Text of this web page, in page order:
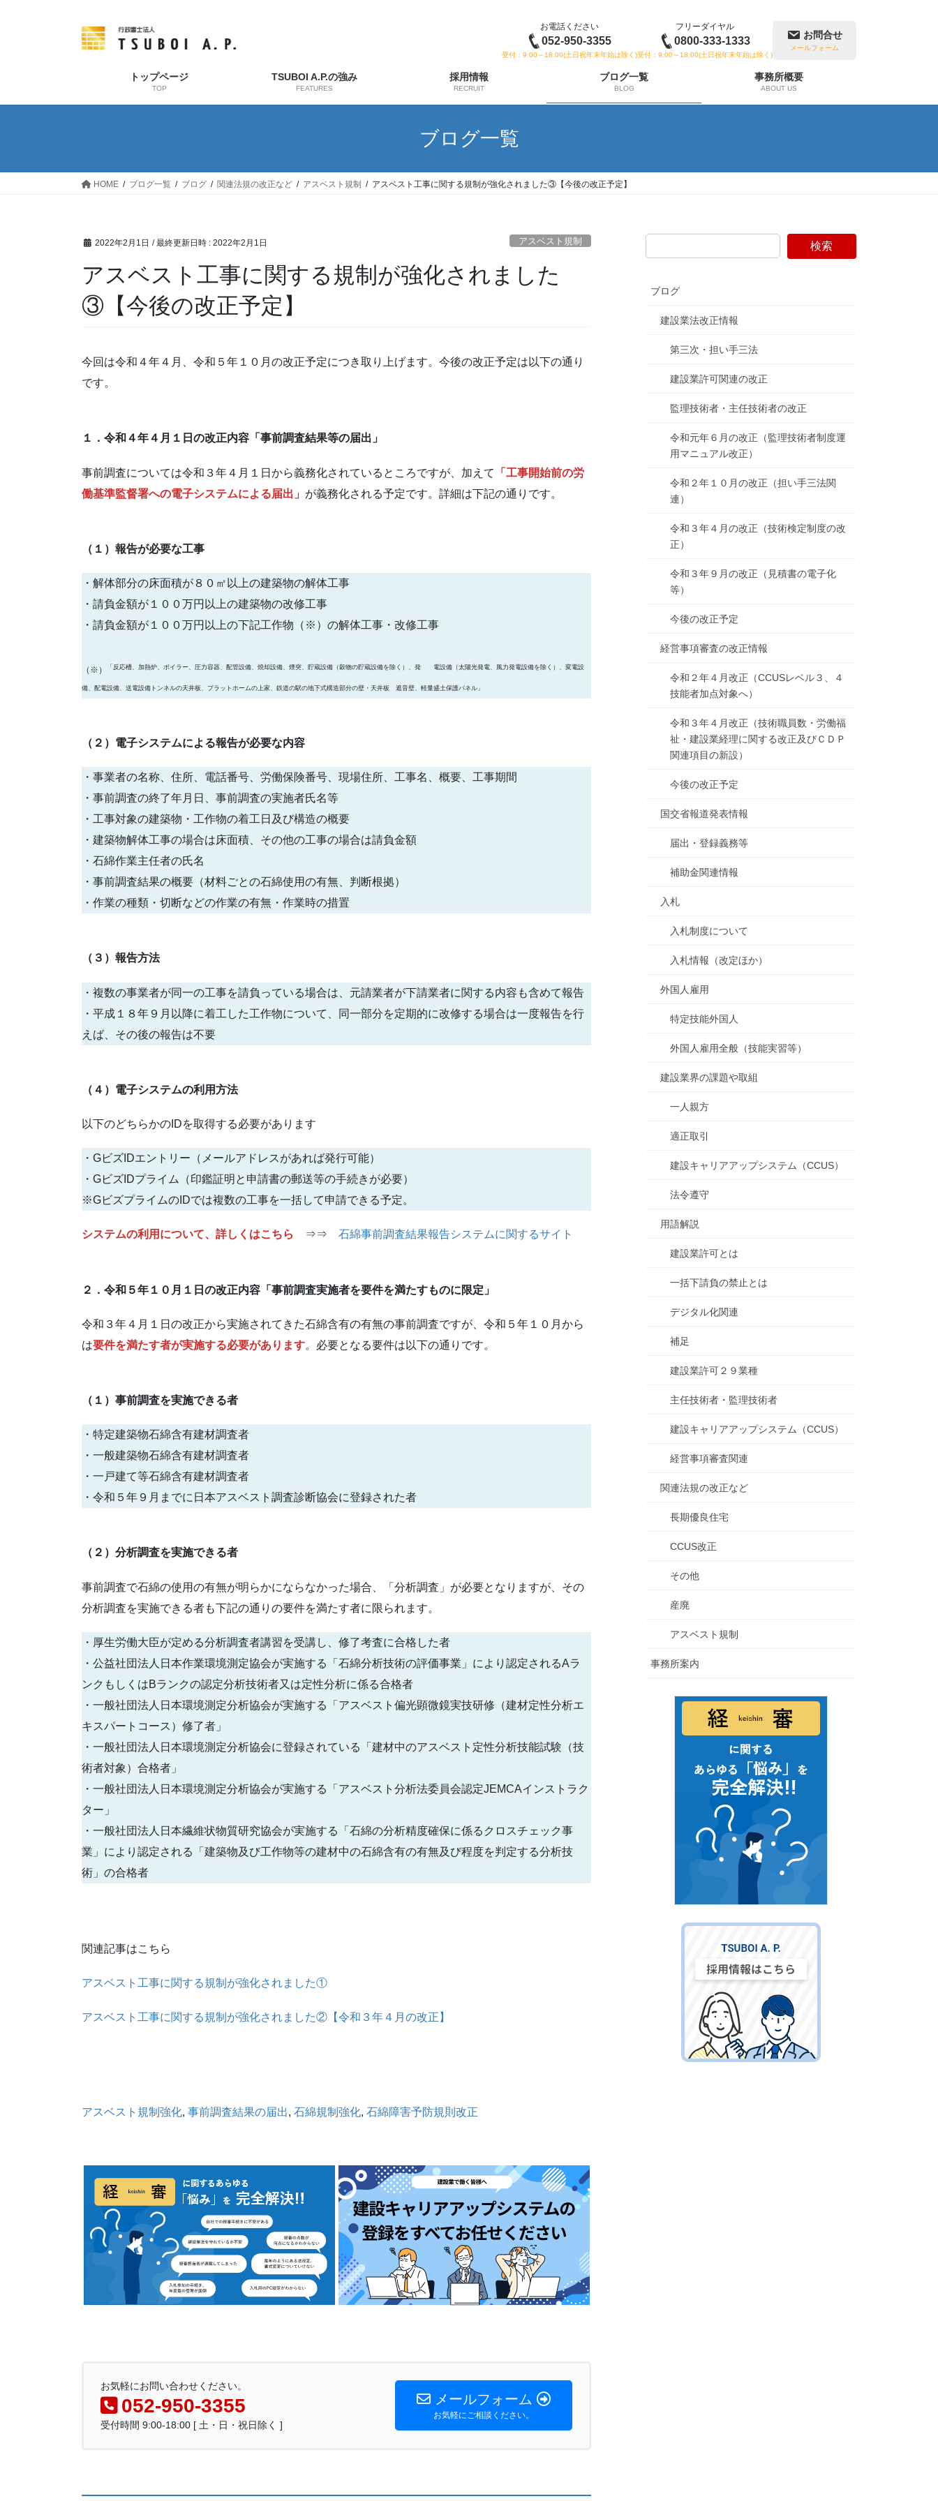
ス
ン
お電話ください
052-950-3355
受付：9:00～18:00(土日祝年末年始は除く)
フリーダイヤル
0800-333-1333
受付：9:00～18:00(土日祝年末年始は除く)
お問合せ
メールフォーム
トップページ
TOP
TSUBOI A.P.の強み
FEATURES
採用情報
RECRUIT
ブログ一覧
BLOG
事務所概要
ABOUT US
ブログ一覧
HOME ブログ一覧 ブログ 関連法規の改正など アスベスト規制 アスベスト工事に関する規制が強化されました③【今後の改正予定】
2022年2月1日 / 最終更新日時 : 2022年2月1日 アスベスト規制
アスベスト工事に関する規制が強化されました
③【今後の改正予定】
今回は令和４年４月、令和５年１０月の改正予定につき取り上げます。今後の改正予定は以下の通り
です。
１．令和４年４月１日の改正内容「事前調査結果等の届出」
事前調査については令和３年４月１日から義務化されているところですが、加えて
「工事開始前の労
働基準監督署への電子システムによる届出」 が義務化される予定です。詳細は下記の通りです。
（１）報告が必要な工事
・解体部分の床面積が８０㎡以上の建築物の解体工事
・請負金額が１００万円以上の建築物の改修工事
・請負金額が１００万円以上の下記工作物（※）の解体工事・改修工事
（※） 「反応槽、加熱炉、ボイラー、圧力容器、配管設備、焼却設備、煙突、貯蔵設備（穀物の貯蔵設備を除く）、発 電設備（太陽光発電、風力発電設備を除く）、変電設
備、配電設備、送電設備トンネルの天井板、プラットホームの上家、鉄道の駅の地下式構造部分の壁・天井板 遮音壁、軽量盛土保護パネル」
（２）電子システムによる報告が必要な内容
・事業者の名称、住所、電話番号、労働保険番号、現場住所、工事名、概要、工事期間
・事前調査の終了年月日、事前調査の実施者氏名等
・工事対象の建築物・工作物の着工日及び構造の概要
・建築物解体工事の場合は床面積、その他の工事の場合は請負金額
・石綿作業主任者の氏名
・事前調査結果の概要（材料ごとの石綿使用の有無、判断根拠）
・作業の種類・切断などの作業の有無・作業時の措置
（３）報告方法
・複数の事業者が同一の工事を請負っている場合は、元請業者が下請業者に関する内容も含めて報告
・平成１８年９月以降に着工した工作物について、同一部分を定期的に改修する場合は一度報告を行
えば、その後の報告は不要
（４）電子システムの利用方法
以下のどちらかのIDを取得する必要があります
・GビズIDエントリー（メールアドレスがあれば発行可能）
・GビズIDプライム（印鑑証明と申請書の郵送等の手続きが必要）
※GビズプライムのIDでは複数の工事を一括して申請できる予定。
システムの利用について、詳しくはこちら ⇒⇒ 石綿事前調査結果報告システムに関するサイト
２．令和５年１０月１日の改正内容「事前調査実施者を要件を満たすものに限定」
令和３年４月１日の改正から実施されてきた石綿含有の有無の事前調査ですが、令和５年１０月から
は要件を満たす者が実施する必要があります。必要となる要件は以下の通りです。
（１）事前調査を実施できる者
・特定建築物石綿含有建材調査者
・一般建築物石綿含有建材調査者
・一戸建て等石綿含有建材調査者
・令和５年９月までに日本アスベスト調査診断協会に登録された者
（２）分析調査を実施できる者
事前調査で石綿の使用の有無が明らかにならなかった場合、「分析調査」が必要となりますが、その
分析調査を実施できる者も下記の通りの要件を満たす者に限られます。
・厚生労働大臣が定める分析調査者講習を受講し、修了考査に合格した者
・公益社団法人日本作業環境測定協会が実施する「石綿分析技術の評価事業」により認定されるAラ
ンクもしくはBランクの認定分析技術者又は定性分析に係る合格者
・一般社団法人日本環境測定分析協会が実施する「アスベスト偏光顕微鏡実技研修（建材定性分析エ
キスパートコース）修了者」
・一般社団法人日本環境測定分析協会に登録されている「建材中のアスベスト定性分析技能試験（技
術者対象）合格者」
・一般社団法人日本環境測定分析協会が実施する「アスベスト分析法委員会認定JEMCAインストラク
ター」
・一般社団法人日本繊維状物質研究協会が実施する「石綿の分析精度確保に係るクロスチェック事
業」により認定される「建築物及び工作物等の建材中の石綿含有の有無及び程度を判定する分析技
術」の合格者
関連記事はこちら
アスベスト工事に関する規制が強化されました①
アスベスト工事に関する規制が強化されました②【令和３年４月の改正】
アスベスト規制強化, 事前調査結果の届出, 石綿規制強化, 石綿障害予防規則改正
お気軽にお問い合わせください。
052-950-3355
受付時間 9:00-18:00 [ 土・日・祝日除く ]
メールフォーム
お気軽にご相談ください。
検索
ブログ
建設業法改正情報
第三次・担い手三法
建設業許可関連の改正
監理技術者・主任技術者の改正
令和元年６月の改正（監理技術者制度運
用マニュアル改正）
令和２年１０月の改正（担い手三法関
連）
令和３年４月の改正（技術検定制度の改
正）
令和３年９月の改正（見積書の電子化
等）
今後の改正予定
経営事項審査の改正情報
令和２年４月改正（CCUSレベル３、４
技能者加点対象へ）
令和３年４月改正（技術職員数・労働福
祉・建設業経理に関する改正及びＣＤＰ
関連項目の新設）
今後の改正予定
国交省報道発表情報
届出・登録義務等
補助金関連情報
入札
入札制度について
入札情報（改定ほか）
外国人雇用
特定技能外国人
外国人雇用全般（技能実習等）
建設業界の課題や取組
一人親方
適正取引
建設キャリアアップシステム（CCUS）
法令遵守
用語解説
建設業許可とは
一括下請負の禁止とは
デジタル化関連
補足
建設業許可２９業種
主任技術者・監理技術者
建設キャリアアップシステム（CCUS）
経営事項審査関連
関連法規の改正など
長期優良住宅
CCUS改正
その他
産廃
アスベスト規制
事務所案内